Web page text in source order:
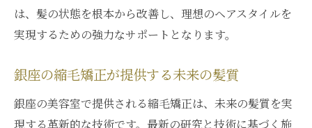
は、髪の状態を根本から改善し、理想のヘアスタイルを
実現するための強力なサポートとなります。
銀座の縮毛矯正が提供する未来の髪質
銀座の美容室で提供される縮毛矯正は、未来の髪質を実
現する革新的な技術です。最新の研究と技術に基づく施